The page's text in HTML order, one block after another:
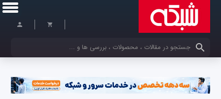
کلمات کلیدی خود را وارد کنید